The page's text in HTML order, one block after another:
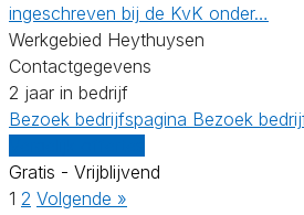
ingeschreven bij de KvK onder…
Werkgebied Heythuysen
Contactgegevens
2 jaar in bedrijf
Bezoek bedrijfspagina Bezoek
Gratis - Vrijblijvend
1 2 Volgende »